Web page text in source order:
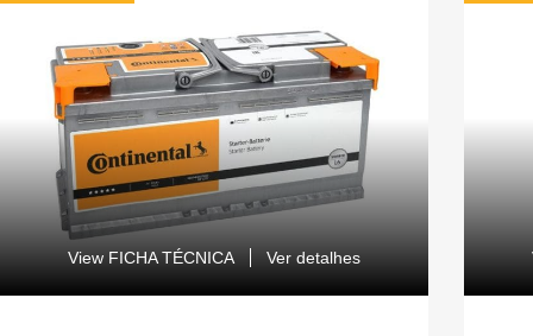
View FICHA TÉCNICA Ver detalhes